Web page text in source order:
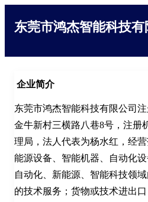
东莞市鸿杰智能科技有
企业简介
东莞市鸿杰智能科技有限公司
金牛新村三横路八巷8号，注册
理局，法人代表为杨水红，经
能源设备、智能机器、自动化
自动化、新能源、智能科技领
的技术服务；货物或技术进出